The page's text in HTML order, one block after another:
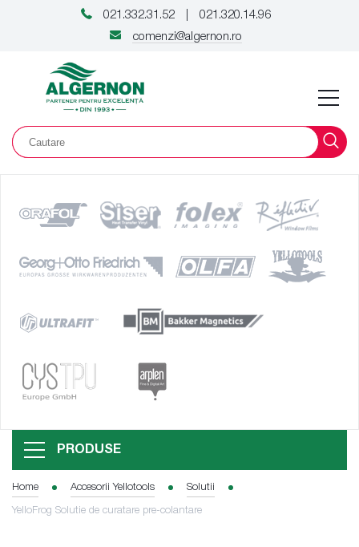
021.332.31.52
021.320.14.96
comenzi@algernon.ro
PRODUSE
Home Accesorii Yellotools Solutii
YelloFrog Solutie de curatare pre-colantare